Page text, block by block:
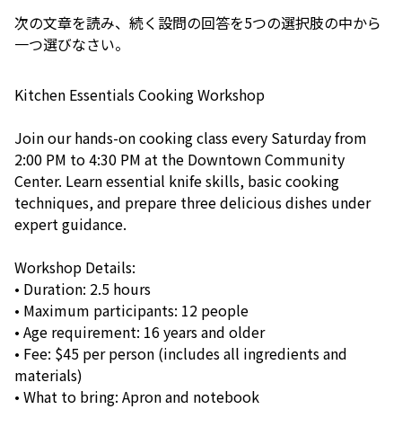
次の文章を読み、続く設問の回答を5つの選択肢の中から
一つ選びなさい。
Kitchen Essentials Cooking Workshop
Join our hands-on cooking class every Saturday from
2:00 PM to 4:30 PM at the Downtown Community
Center. Learn essential knife skills, basic cooking
techniques, and prepare three delicious dishes under
expert guidance.
Workshop Details:
• Duration: 2.5 hours
• Maximum participants: 12 people
• Age requirement: 16 years and older
• Fee: $45 per person (includes all ingredients and
materials)
• What to bring: Apron and notebook